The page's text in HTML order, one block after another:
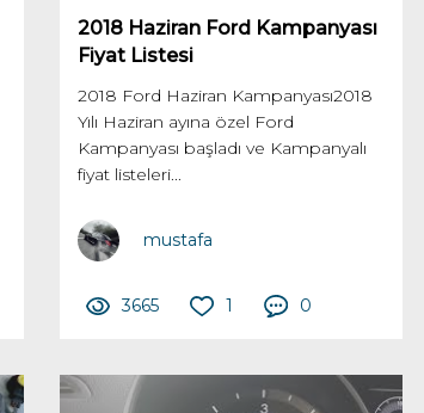
2018 Haziran Ford Kampanyası
Fiyat Listesi
2018 Ford Haziran Kampanyası2018
Yılı Haziran ayına özel Ford
Kampanyası başladı ve Kampanyalı
fiyat listeleri...
mustafa
3665 1 0